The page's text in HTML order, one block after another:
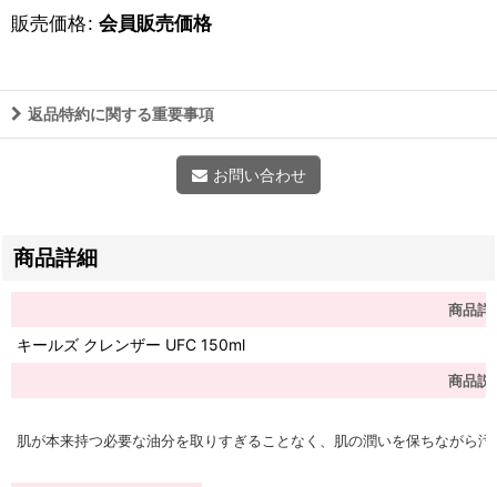
販売価格: 会員販売価格
返品特約に関する重要事項
お問い合わせ
商品詳細
商品詳
キールズ クレンザー UFC 150ml
商品説
肌が本来持つ必要な油分を取りすぎることなく、肌の潤いを保ちながら